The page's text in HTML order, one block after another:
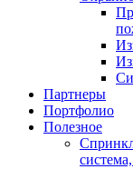
Партнеры
Портфолио
Полезное